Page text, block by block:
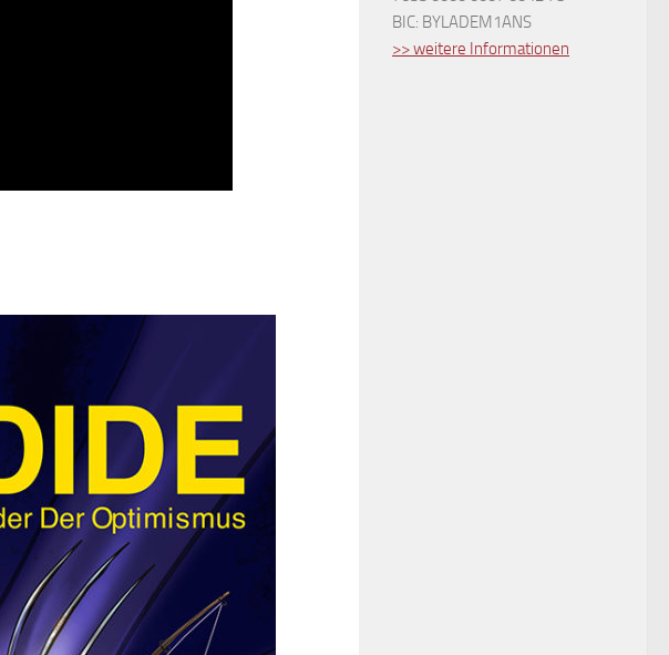
BIC: BYLADEM1ANS
>> weitere Informationen